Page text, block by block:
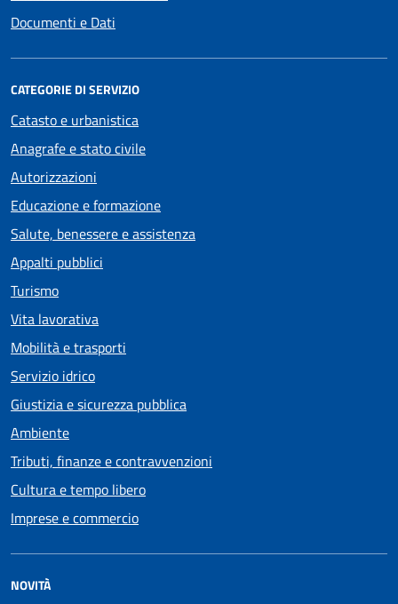
Documenti e Dati
CATEGORIE DI SERVIZIO
Catasto e urbanistica
Anagrafe e stato civile
Autorizzazioni
Educazione e formazione
Salute, benessere e assistenza
Appalti pubblici
Turismo
Vita lavorativa
Mobilità e trasporti
Servizio idrico
Giustizia e sicurezza pubblica
Ambiente
Tributi, finanze e contravvenzioni
Cultura e tempo libero
Imprese e commercio
NOVITÀ